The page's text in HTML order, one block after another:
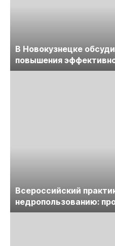
В Новокузнецке
повышения
предприятий
Всероссийский
недропользованию:
лицензирования,